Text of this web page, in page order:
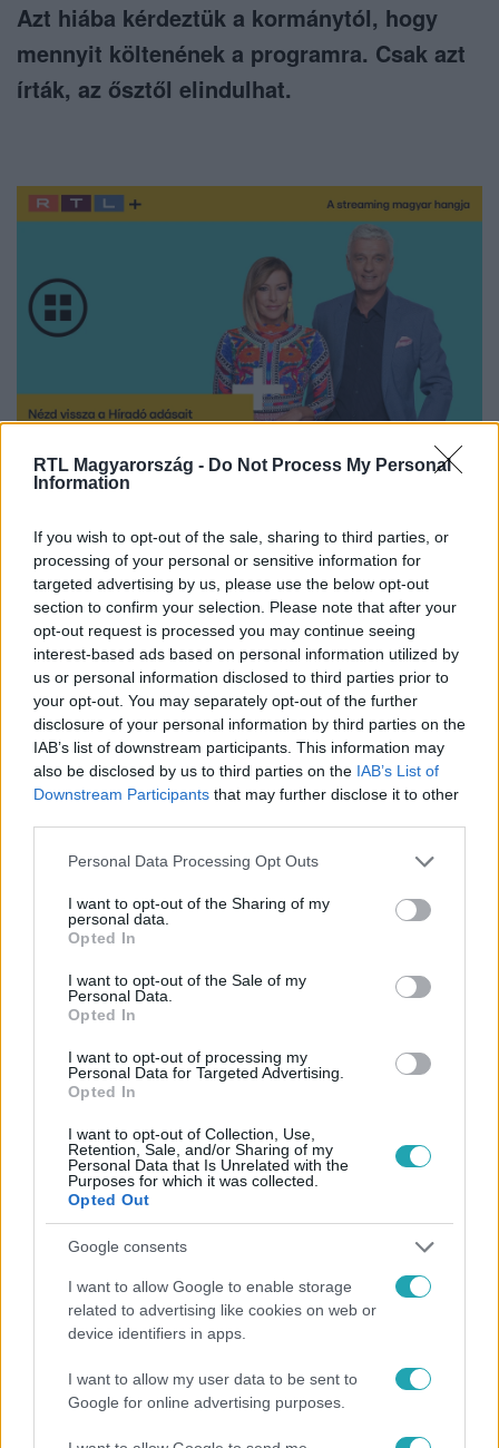
RTL Magyarország - Do Not Process My Personal
Information
If you wish to opt-out of the sale, sharing to third parties, or
processing of your personal or sensitive information for
targeted advertising by us, please use the below opt-out
section to confirm your selection. Please note that after your
opt-out request is processed you may continue seeing
interest-based ads based on personal information utilized by
us or personal information disclosed to third parties prior to
your opt-out. You may separately opt-out of the further
disclosure of your personal information by third parties on the
IAB’s list of downstream participants. This information may
also be disclosed by us to third parties on the IAB’s List of
Downstream Participants that may further disclose it to other
Please note that this website/app uses one or more Google
not limited to your visit or usage behaviour. You may click to
grant or deny consent to Google and its third-party tags to
use your data for below specified purposes in below Google
consent section.
Personal Data Processing Opt Outs
I want to opt-out of the Sharing of my
personal data.
Opted In
I want to opt-out of the Sale of my
Personal Data.
Opted In
I want to opt-out of processing my
Personal Data for Targeted Advertising.
Opted In
I want to opt-out of Collection, Use,
Retention, Sale, and/or Sharing of my
Personal Data that Is Unrelated with the
Purposes for which it was collected.
Opted Out
Google consents
I want to allow Google to enable storage
related to advertising like cookies on web or
device identifiers in apps.
I want to allow my user data to be sent to
Google for online advertising purposes.
Azt hiába kérdeztük a kormánytól, hogy
mennyit költenének a programra. Csak azt
írták, az ősztől elindulhat.
Nézd vissza a Híradó adásait az RTL+ felületén!
Itt állítsd be, hogy az RTL.hu az elsők között
legyen a Google-találatokban!
Facebookon is!
Követem
HÍRADÓ ADÁSRÉSZLETEK
Népszerű